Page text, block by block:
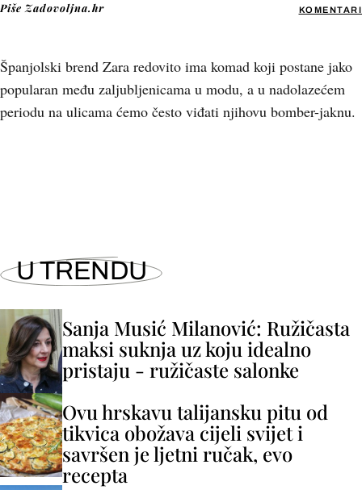
Piše Zadovoljna.hr KOMENTARI
Španjolski brend Zara redovito ima komad koji postane jako
popularan među zaljubljenicama u modu, a u nadolazećem
periodu na ulicama ćemo često viđati njihovu bomber-jaknu.
U TRENDU
Sanja Musić Milanović: Ružičasta
maksi suknja uz koju idealno
pristaju - ružičaste salonke
Ovu hrskavu talijansku pitu od
tikvica obožava cijeli svijet i
savršen je ljetni ručak, evo
recepta